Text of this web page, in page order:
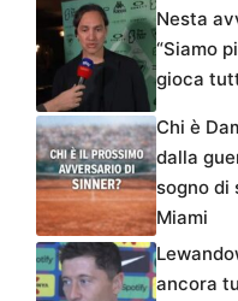
Nesta
“Siamo
gioca
Chi è
dalla
sogno di
Miami
ancora